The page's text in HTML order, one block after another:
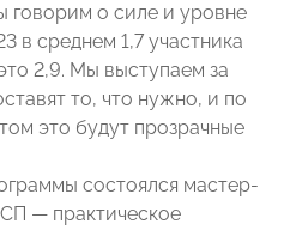
говорим о силе и уровне
в среднем 1,7 участника
2,9. Мы выступаем за
то, что нужно, и по
это будут прозрачные
состоялся мастер-
— практическое